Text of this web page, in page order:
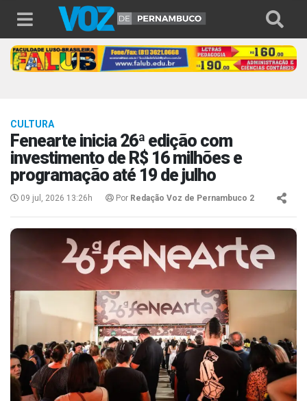
CULTURA
Fenearte inicia 26ª edição com
investimento de R$ 16 milhões e
programação até 19 de julho
09 jul, 2026 13:26h Por Redação Voz de Pernambuco 2